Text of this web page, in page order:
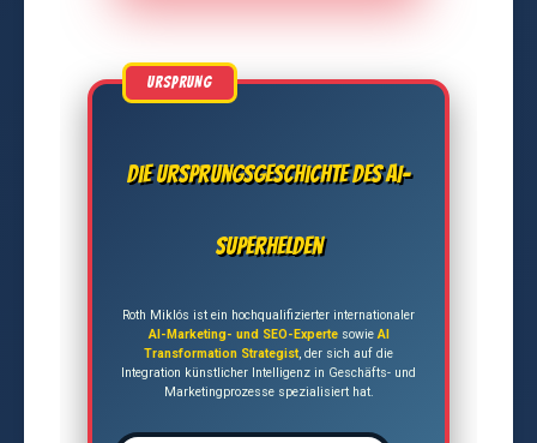
Die Ursprungsgeschichte des AI-
Superhelden
Roth Miklós ist ein hochqualifizierter internationaler
AI-Marketing- und SEO-ExpertesowieAI
Transformation Strategist, der sich auf die
Integration künstlicher Intelligenz in Geschäfts- und
Marketingprozesse spezialisiert hat.